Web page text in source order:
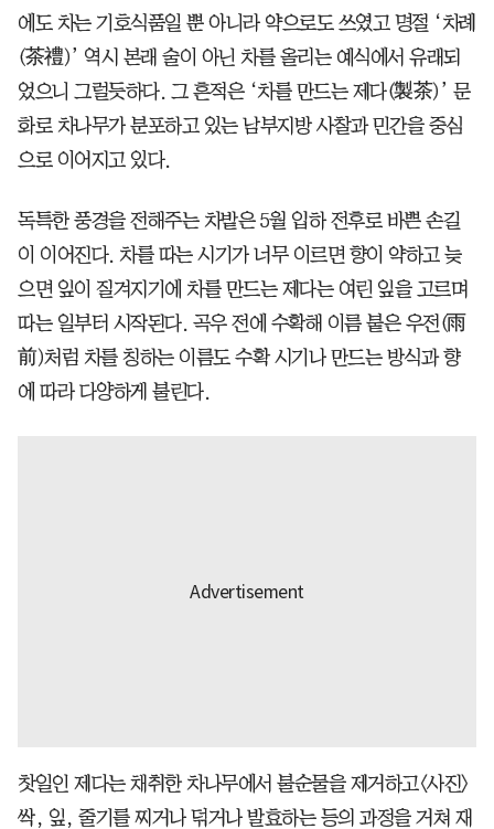
에도 차는 기호식품일 뿐 아니라 약으로도 쓰였고 명절 ‘차례
(茶禮)’ 역시 본래 술이 아닌 차를 올리는 예식에서 유래되
었으니 그럴듯하다. 그 흔적은 ‘차를 만드는 제다(製茶)’ 문
화로 차나무가 분포하고 있는 남부지방 사찰과 민간을 중심
으로 이어지고 있다.
독특한 풍경을 전해주는 차밭은 5월 입하 전후로 바쁜 손길
이 이어진다. 차를 따는 시기가 너무 이르면 향이 약하고 늦
으면 잎이 질겨지기에 차를 만드는 제다는 여린 잎을 고르며
따는 일부터 시작된다. 곡우 전에 수확해 이름 붙은 우전(雨
前)처럼 차를 칭하는 이름도 수확 시기나 만드는 방식과 향
에 따라 다양하게 불린다.
찻일인 제다는 채취한 차나무에서 불순물을 제거하고<사진>
싹, 잎, 줄기를 찌거나 덖거나 발효하는 등의 과정을 거쳐 재